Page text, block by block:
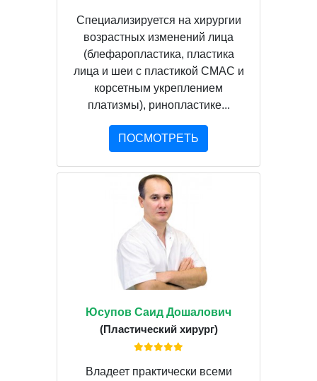
Специализируется на хирургии
возрастных изменений лица
(блефаропластика, пластика
лица и шеи с пластикой СМАС и
корсетным укреплением
платизмы), ринопластике...
ПОСМОТРЕТЬ
Юсупов Саид Дошалович
(Пластический хирург)
Владеет практически всеми